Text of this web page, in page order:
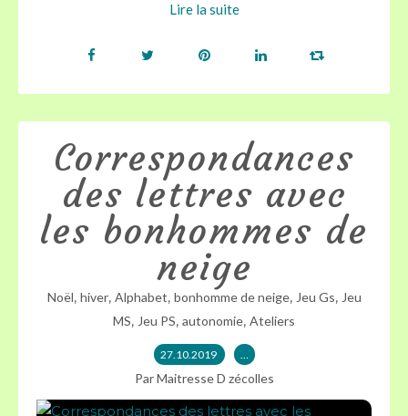
Lire la suite
Correspondances
des lettres avec
les bonhommes de
neige
Noël, hiver, Alphabet, bonhomme de neige, Jeu Gs, Jeu
MS, Jeu PS, autonomie, Ateliers
27.10.2019 …
Par Maitresse D zécolles